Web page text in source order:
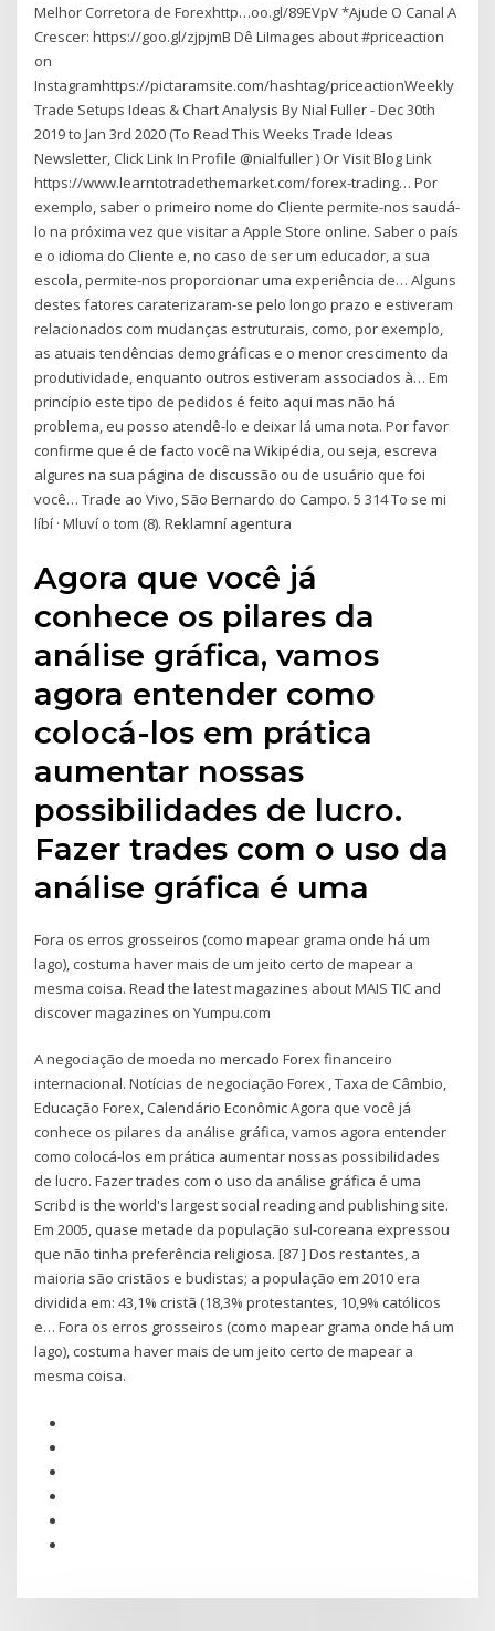
Melhor Corretora de Forexhttp…oo.gl/89EVpV *Ajude O Canal A
Crescer: https://goo.gl/zjpjmB Dê LiImages about #priceaction
on
Instagramhttps://pictaramsite.com/hashtag/priceactionWeekly
Trade Setups Ideas & Chart Analysis By Nial Fuller - Dec 30th
2019 to Jan 3rd 2020 (To Read This Weeks Trade Ideas
Newsletter, Click Link In Profile @nialfuller ) Or Visit Blog Link
https://www.learntotradethemarket.com/forex-trading… Por
exemplo, saber o primeiro nome do Cliente permite-nos saudá-
lo na próxima vez que visitar a Apple Store online. Saber o país
e o idioma do Cliente e, no caso de ser um educador, a sua
escola, permite-nos proporcionar uma experiência de… Alguns
destes fatores caraterizaram-se pelo longo prazo e estiveram
relacionados com mudanças estruturais, como, por exemplo,
as atuais tendências demográficas e o menor crescimento da
produtividade, enquanto outros estiveram associados à… Em
princípio este tipo de pedidos é feito aqui mas não há
problema, eu posso atendê-lo e deixar lá uma nota. Por favor
confirme que é de facto você na Wikipédia, ou seja, escreva
algures na sua página de discussão ou de usuário que foi
você… Trade ao Vivo, São Bernardo do Campo. 5 314 To se mi
líbí · Mluví o tom (8). Reklamní agentura
Agora que você já
conhece os pilares da
análise gráfica, vamos
agora entender como
colocá-los em prática
aumentar nossas
possibilidades de lucro.
Fazer trades com o uso da
análise gráfica é uma
Fora os erros grosseiros (como mapear grama onde há um
lago), costuma haver mais de um jeito certo de mapear a
mesma coisa. Read the latest magazines about MAIS TIC and
discover magazines on Yumpu.com
A negociação de moeda no mercado Forex financeiro
internacional. Notícias de negociação Forex , Taxa de Câmbio,
Educação Forex, Calendário Econômic Agora que você já
conhece os pilares da análise gráfica, vamos agora entender
como colocá-los em prática aumentar nossas possibilidades
de lucro. Fazer trades com o uso da análise gráfica é uma
Scribd is the world's largest social reading and publishing site.
Em 2005, quase metade da população sul-coreana expressou
que não tinha preferência religiosa. [87 ] Dos restantes, a
maioria são cristãos e budistas; a população em 2010 era
dividida em: 43,1% cristã (18,3% protestantes, 10,9% católicos
e… Fora os erros grosseiros (como mapear grama onde há um
lago), costuma haver mais de um jeito certo de mapear a
mesma coisa.